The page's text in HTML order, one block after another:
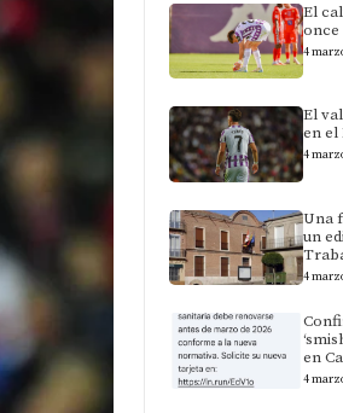
El
once
4
El
en el
4
Una
un
4
en
4